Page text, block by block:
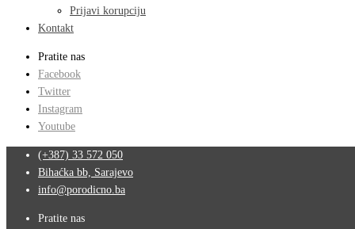
Prijavi korupciju
Kontakt
Pratite nas
Facebook
Twitter
Instagram
Youtube
(+387) 33 572 050
Bihaćka bb, Sarajevo
info@porodicno.ba
Pratite nas